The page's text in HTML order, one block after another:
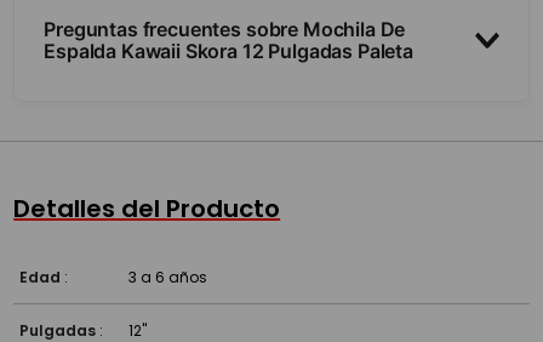
Preguntas frecuentes sobre Mochila De
Espalda Kawaii Skora 12 Pulgadas Paleta
¿Es resistente?
Detalles del Producto
Edad : 3 a 6 años
Pulgadas : 12''